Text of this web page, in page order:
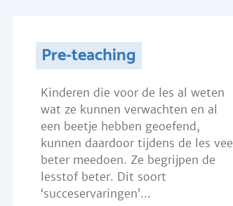
Pre-teaching
Kinderen die voor de les al weten
wat ze kunnen verwachten en al
een beetje hebben geoefend,
kunnen daardoor tijdens de les veel
beter meedoen. Ze begrijpen de
lesstof beter. Dit soort
‘succeservaringen’...